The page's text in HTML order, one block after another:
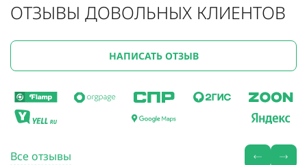
ОТЗЫВЫ ДОВОЛЬНЫХ КЛИЕНТОВ
НАПИСАТЬ ОТЗЫВ
Все отзывы